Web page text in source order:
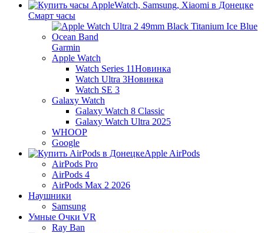
Смарт часы
Garmin
Apple Watch
Watch Series 11Новинка
Watch Ultra 3Новинка
Watch SE 3
Galaxy Watch
Galaxy Watch 8 Classic
Galaxy Watch Ultra 2025
WHOOP
Google
Apple AirPods
AirPods Pro
AirPods 4
AirPods Max 2 2026
Наушники
Samsung
Умные Очки VR
Ray Ban